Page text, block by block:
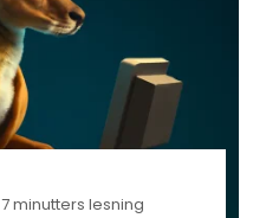
7 minutters lesning